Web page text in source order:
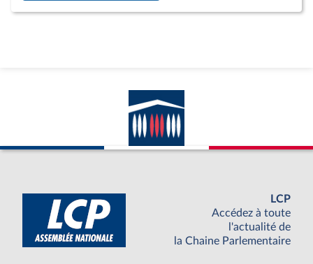
LCP
Accédez à toute
l'actualité de
la Chaine Parlementaire